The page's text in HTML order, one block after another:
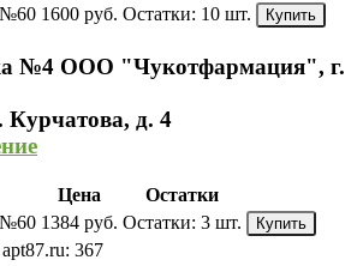
№60 1600 руб. Остатки: 10 шт. Купить
№4 ООО "Чукотфармация", г.
Курчатова, д. 4
Цена
Остатки
№60 1384 руб. Остатки: 3 шт. Купить
367